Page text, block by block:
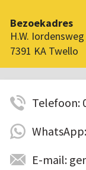
Bezoekadres
H.W.
7391 KA Twello
Telefoon:
E-mail: